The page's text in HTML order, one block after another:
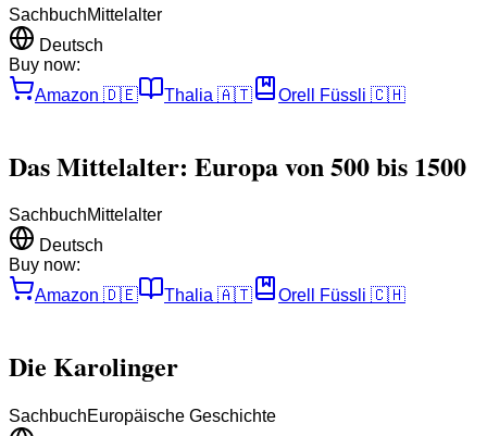
SachbuchMittelalter
Deutsch
Buy now:
Amazon 🇩🇪 Thalia 🇦🇹 Orell Füssli 🇨🇭
Das Mittelalter: Europa von 500 bis 1500
SachbuchMittelalter
Deutsch
Buy now:
Amazon 🇩🇪 Thalia 🇦🇹 Orell Füssli 🇨🇭
Die Karolinger
SachbuchEuropäische Geschichte